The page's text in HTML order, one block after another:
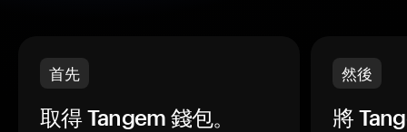
首先
取得 Tangem 錢包。
然後
將